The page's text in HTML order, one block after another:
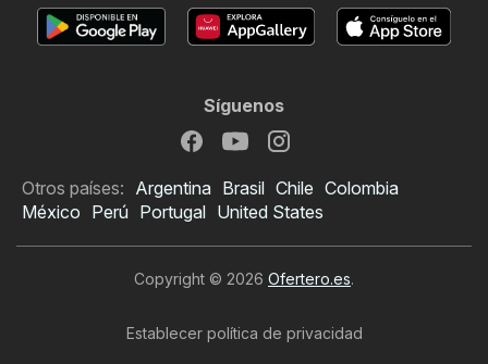
Síguenos
Otros países: Argentina Brasil Chile Colombia
México Perú Portugal United States
Copyright © 2026 Ofertero.es.
Establecer política de privacidad